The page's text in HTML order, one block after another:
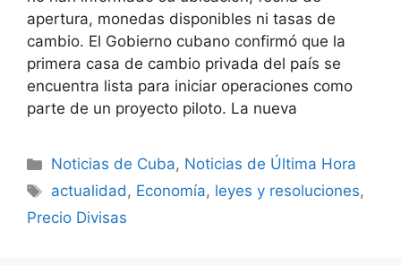
apertura, monedas disponibles ni tasas de
cambio. El Gobierno cubano confirmó que la
primera casa de cambio privada del país se
encuentra lista para iniciar operaciones como
parte de un proyecto piloto. La nueva
Categories
Noticias de Cuba, Noticias de Última Hora
Tags
actualidad, Economía, leyes y resoluciones,
Precio Divisas